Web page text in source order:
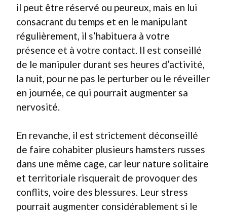
il peut être réservé ou peureux, mais en lui
consacrant du temps et en le manipulant
régulièrement, il s’habituera à votre
présence et à votre contact. Il est conseillé
de le manipuler durant ses heures d’activité,
la nuit, pour ne pas le perturber ou le réveiller
en journée, ce qui pourrait augmenter sa
nervosité.
En revanche, il est strictement déconseillé
de faire cohabiter plusieurs hamsters russes
dans une même cage, car leur nature solitaire
et territoriale risquerait de provoquer des
conflits, voire des blessures. Leur stress
pourrait augmenter considérablement si le